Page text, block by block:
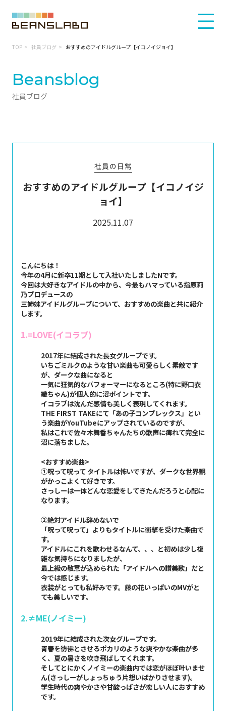
TOP 社員ブログ おすすめのアイドルグループ【イコノイジョイ】
Beansblog
社員ブログ
社員の日常
おすすめのアイドルグループ【イコノイジ
ョイ】
2025.11.07
こんにちは！
今年の4月に新卒11期として入社いたしましたNです。
今回は大好きなアイドルの中から、今最もハマっている指原莉
乃プロデュースの
三姉妹アイドルグループについて、おすすめの楽曲と共に紹介
します。
1.=LOVE(イコラブ)
2017年に結成された長女グループです。
いちごミルクのような甘い楽曲も可愛らしく素敵です
が、ダークな曲になると
一気に狂気的なパフォーマーになるところ(特に野口衣
織ちゃん)が個人的に沼ポイントです。
イコラブは沈んだ感情も美しく表現してくれます。
THE FIRST TAKEにて「あの子コンプレックス」とい
う楽曲がYouTubeにアップされているのですが、
私はこれで佐々木舞香ちゃんたちの歌声に痺れて完全に
沼に落ちました。
<おすすめ楽曲>
①呪って呪って タイトルは怖いですが、ダークな世界観
がかっこよくて好きです。
さっしーは一体どんな恋愛をしてきたんだろうと心配に
なります。
②絶対アイドル辞めないで
「呪って呪って」よりもタイトルに衝撃を受けた楽曲で
す。
アイドルにこれを歌わせるなんて、、、と初めは少し複
雑な気持ちになりましたが、
最上級の敬意が込められた「アイドルへの讃美歌」だと
今では感じます。
衣装がとっても私好みです。藤の花いっぱいのMVがと
ても美しいです。
2.≠ME(ノイミー)
2019年に結成された次女グループです。
青春を彷彿とさせるポカリのような爽やかな楽曲が多
く、夏の暑さを吹き飛ばしてくれます。
そしてとにかくノイミーの楽曲内では恋がほぼ叶いませ
ん(さっしーがしょっちゅう片想いばかりさせます)。
学生時代の爽やかさや甘酸っぱさが恋しい人におすすめ
です。